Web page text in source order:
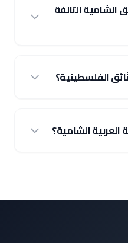
الشامية التالفة
الفلسطينية؟
الشامية؟